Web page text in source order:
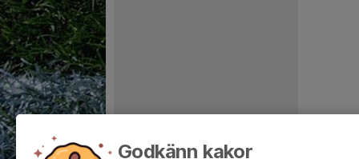
Godkänn kakor